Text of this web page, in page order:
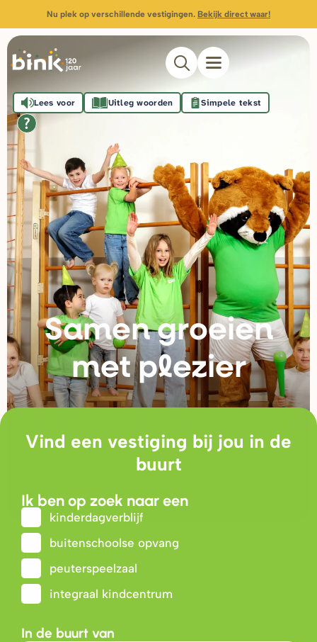
Nu plek op verschillende vestigingen. Bekijk direct waar!
Samen groeien
met plezier
Lees voor Uitleg woorden Simpele tekst
Vind een vestiging bij jou in de
buurt
Ik ben op zoek naar een
kinderdagverblijf
buitenschoolse opvang
peuterspeelzaal
integraal kindcentrum
In de buurt van